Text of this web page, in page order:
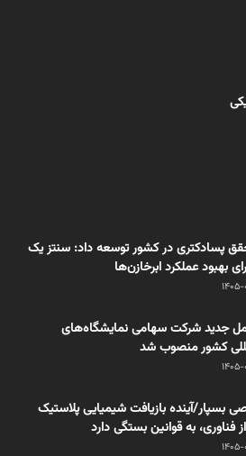
پسادکتری در کشور توسعه داد: سنتز یک
بهبود عملکرد ابرخازن‌ها
جدید شرکت سهامی نمایشگاه‌های
کشور منصوب شد
بسپار/آینده بازیافت شیمیایی پلاستیک
فناوری، به قوانین بستگی دارد